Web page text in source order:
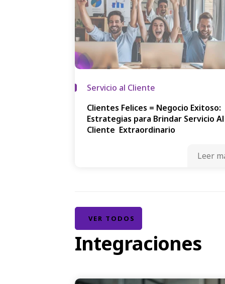
Servicio al Cliente
Clientes Felices = Negocio Exitoso:
Estrategias para Brindar Servicio Al
Cliente Extraordinario
Leer
VER TODOS
Integraciones